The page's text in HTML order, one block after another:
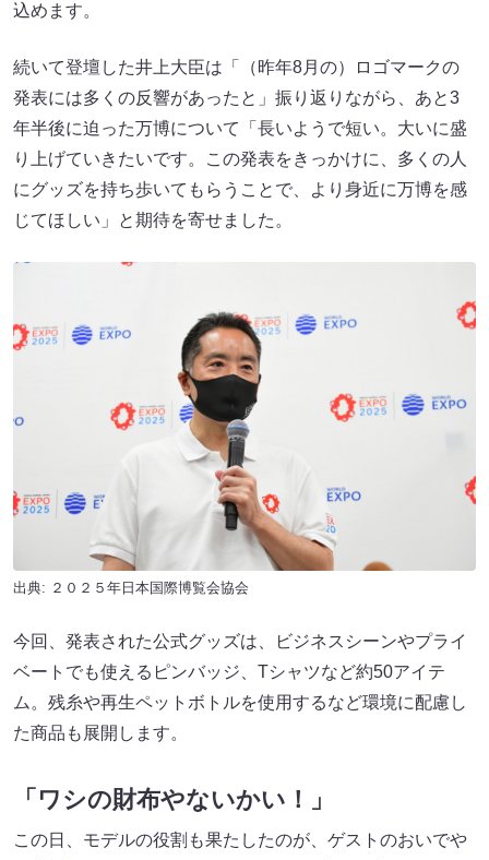
込めます。
続いて登壇した井上大臣は「（昨年8月の）ロゴマークの
発表には多くの反響があったと」振り返りながら、あと3
年半後に迫った万博について「長いようで短い。大いに盛
り上げていきたいです。この発表をきっかけに、多くの人
にグッズを持ち歩いてもらうことで、より身近に万博を感
じてほしい」と期待を寄せました。
出典: ２０２５年日本国際博覧会協会
今回、発表された公式グッズは、ビジネスシーンやプライ
ベートでも使えるピンバッジ、Tシャツなど約50アイテ
ム。残糸や再生ペットボトルを使用するなど環境に配慮し
た商品も展開します。
「ワシの財布やないかい！」
この日、モデルの役割も果たしたのが、ゲストのおいでや